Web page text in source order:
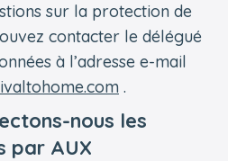
sur la protection de
contacter le délégué
à l’adresse e-mail
.
nous les
par AUX